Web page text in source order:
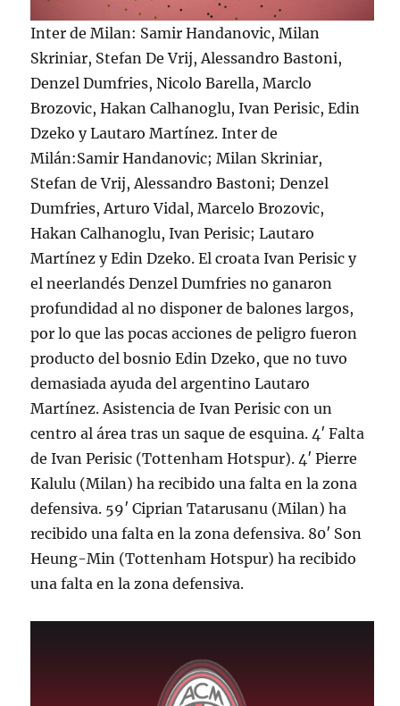
Inter de Milan: Samir Handanovic, Milan
Skriniar, Stefan De Vrij, Alessandro Bastoni,
Denzel Dumfries, Nicolo Barella, Marclo
Brozovic, Hakan Calhanoglu, Ivan Perisic, Edin
Dzeko y Lautaro Martínez. Inter de
Milán:Samir Handanovic; Milan Skriniar,
Stefan de Vrij, Alessandro Bastoni; Denzel
Dumfries, Arturo Vidal, Marcelo Brozovic,
Hakan Calhanoglu, Ivan Perisic; Lautaro
Martínez y Edin Dzeko. El croata Ivan Perisic y
el neerlandés Denzel Dumfries no ganaron
profundidad al no disponer de balones largos,
por lo que las pocas acciones de peligro fueron
producto del bosnio Edin Dzeko, que no tuvo
demasiada ayuda del argentino Lautaro
Martínez. Asistencia de Ivan Perisic con un
centro al área tras un saque de esquina. 4′ Falta
de Ivan Perisic (Tottenham Hotspur). 4′ Pierre
Kalulu (Milan) ha recibido una falta en la zona
defensiva. 59′ Ciprian Tatarusanu (Milan) ha
recibido una falta en la zona defensiva. 80′ Son
Heung-Min (Tottenham Hotspur) ha recibido
una falta en la zona defensiva.